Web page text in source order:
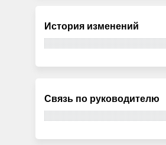
История изменений
Связь по руководителю